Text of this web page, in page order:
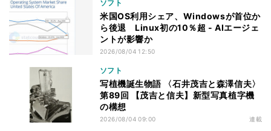
ソフト
米国OS利用シェア、Windowsが首位か
ら後退 Linux初の10％超 - AIエージェ
ントが影響か
2026/08/04 12:50
ソフト
写植機誕生物語 〈石井茂吉と森澤信夫〉
第89回 【茂吉と信夫】新型写真植字機
の構想
2026/08/04 09:00 連載